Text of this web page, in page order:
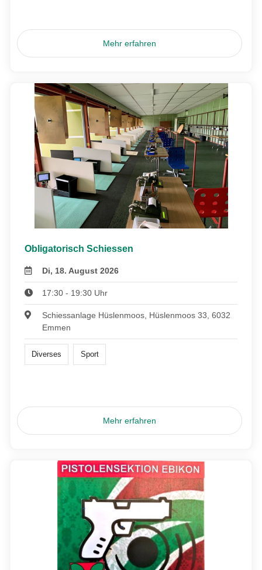
Mehr erfahren
Obligatorisch Schiessen
Di, 18. August 2026
17:30 - 19:30 Uhr
Schiessanlage Hüslenmoos, Hüslenmoos 33, 6032
Emmen
Diverses Sport
Mehr erfahren